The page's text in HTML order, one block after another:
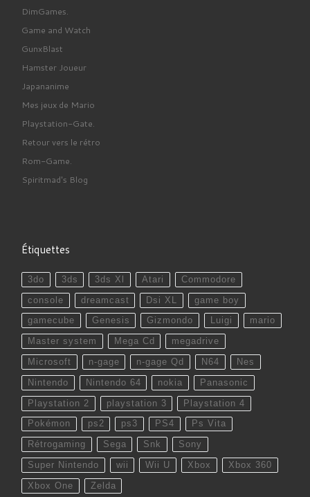
DimGames.
Game and Watch
GunxBlast
Hamster Joueur
Japananime
Mes jeux de Mario
Playstation-Gate.
Retour vers le rétro
Rom-Game.
Spiritmad's Blog
Étiquettes
3do 3ds 3ds Xl Atari Commodore
console dreamcast Dsi XL game boy
gamecube Genesis Gizmondo Luigi mario
Master system Mega Cd megadrive
Microsoft n-gage n-gage Qd N64 Nes
Nintendo Nintendo 64 nokia Panasonic
Playstation 2 playstation 3 Playstation 4
Pokémon ps2 ps3 PS4 Ps Vita
Rétrogaming Sega Snk Sony
Super Nintendo wii Wii U Xbox Xbox 360
Xbox One Zelda